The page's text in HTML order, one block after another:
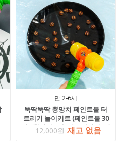
만 2-6세
뚝딱뚝딱 뿅망치 페인트볼 터
트리기 놀이키트 (페인트볼 30
개 +뿅망치 1개+아스테이지1장
+블랙트레이 1개, 미니 or 대형
12,000원 재고 없음